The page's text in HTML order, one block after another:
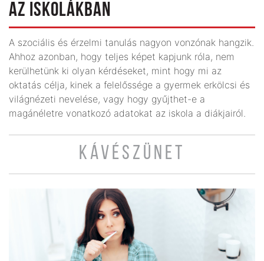
AZ ISKOLÁKBAN
A szociális és érzelmi tanulás nagyon vonzónak hangzik.
Ahhoz azonban, hogy teljes képet kapjunk róla, nem
kerülhetünk ki olyan kérdéseket, mint hogy mi az
oktatás célja, kinek a felelőssége a gyermek erkölcsi és
világnézeti nevelése, vagy hogy gyűjthet-e a
magánéletre vonatkozó adatokat az iskola a diákjairól.
KÁVÉSZÜNET